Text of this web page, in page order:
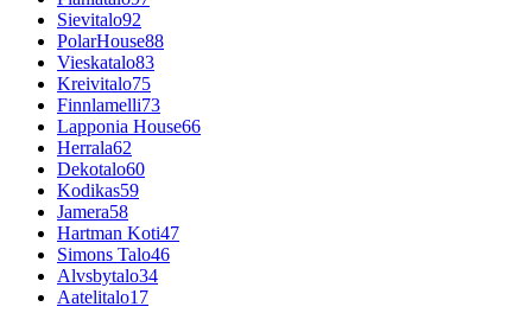
Sievitalo92
PolarHouse88
Vieskatalo83
Kreivitalo75
Finnlamelli73
Lapponia House66
Herrala62
Dekotalo60
Kodikas59
Jamera58
Hartman Koti47
Simons Talo46
Alvsbytalo34
Aatelitalo17